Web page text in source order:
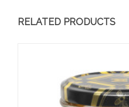
RELATED PRODUCTS